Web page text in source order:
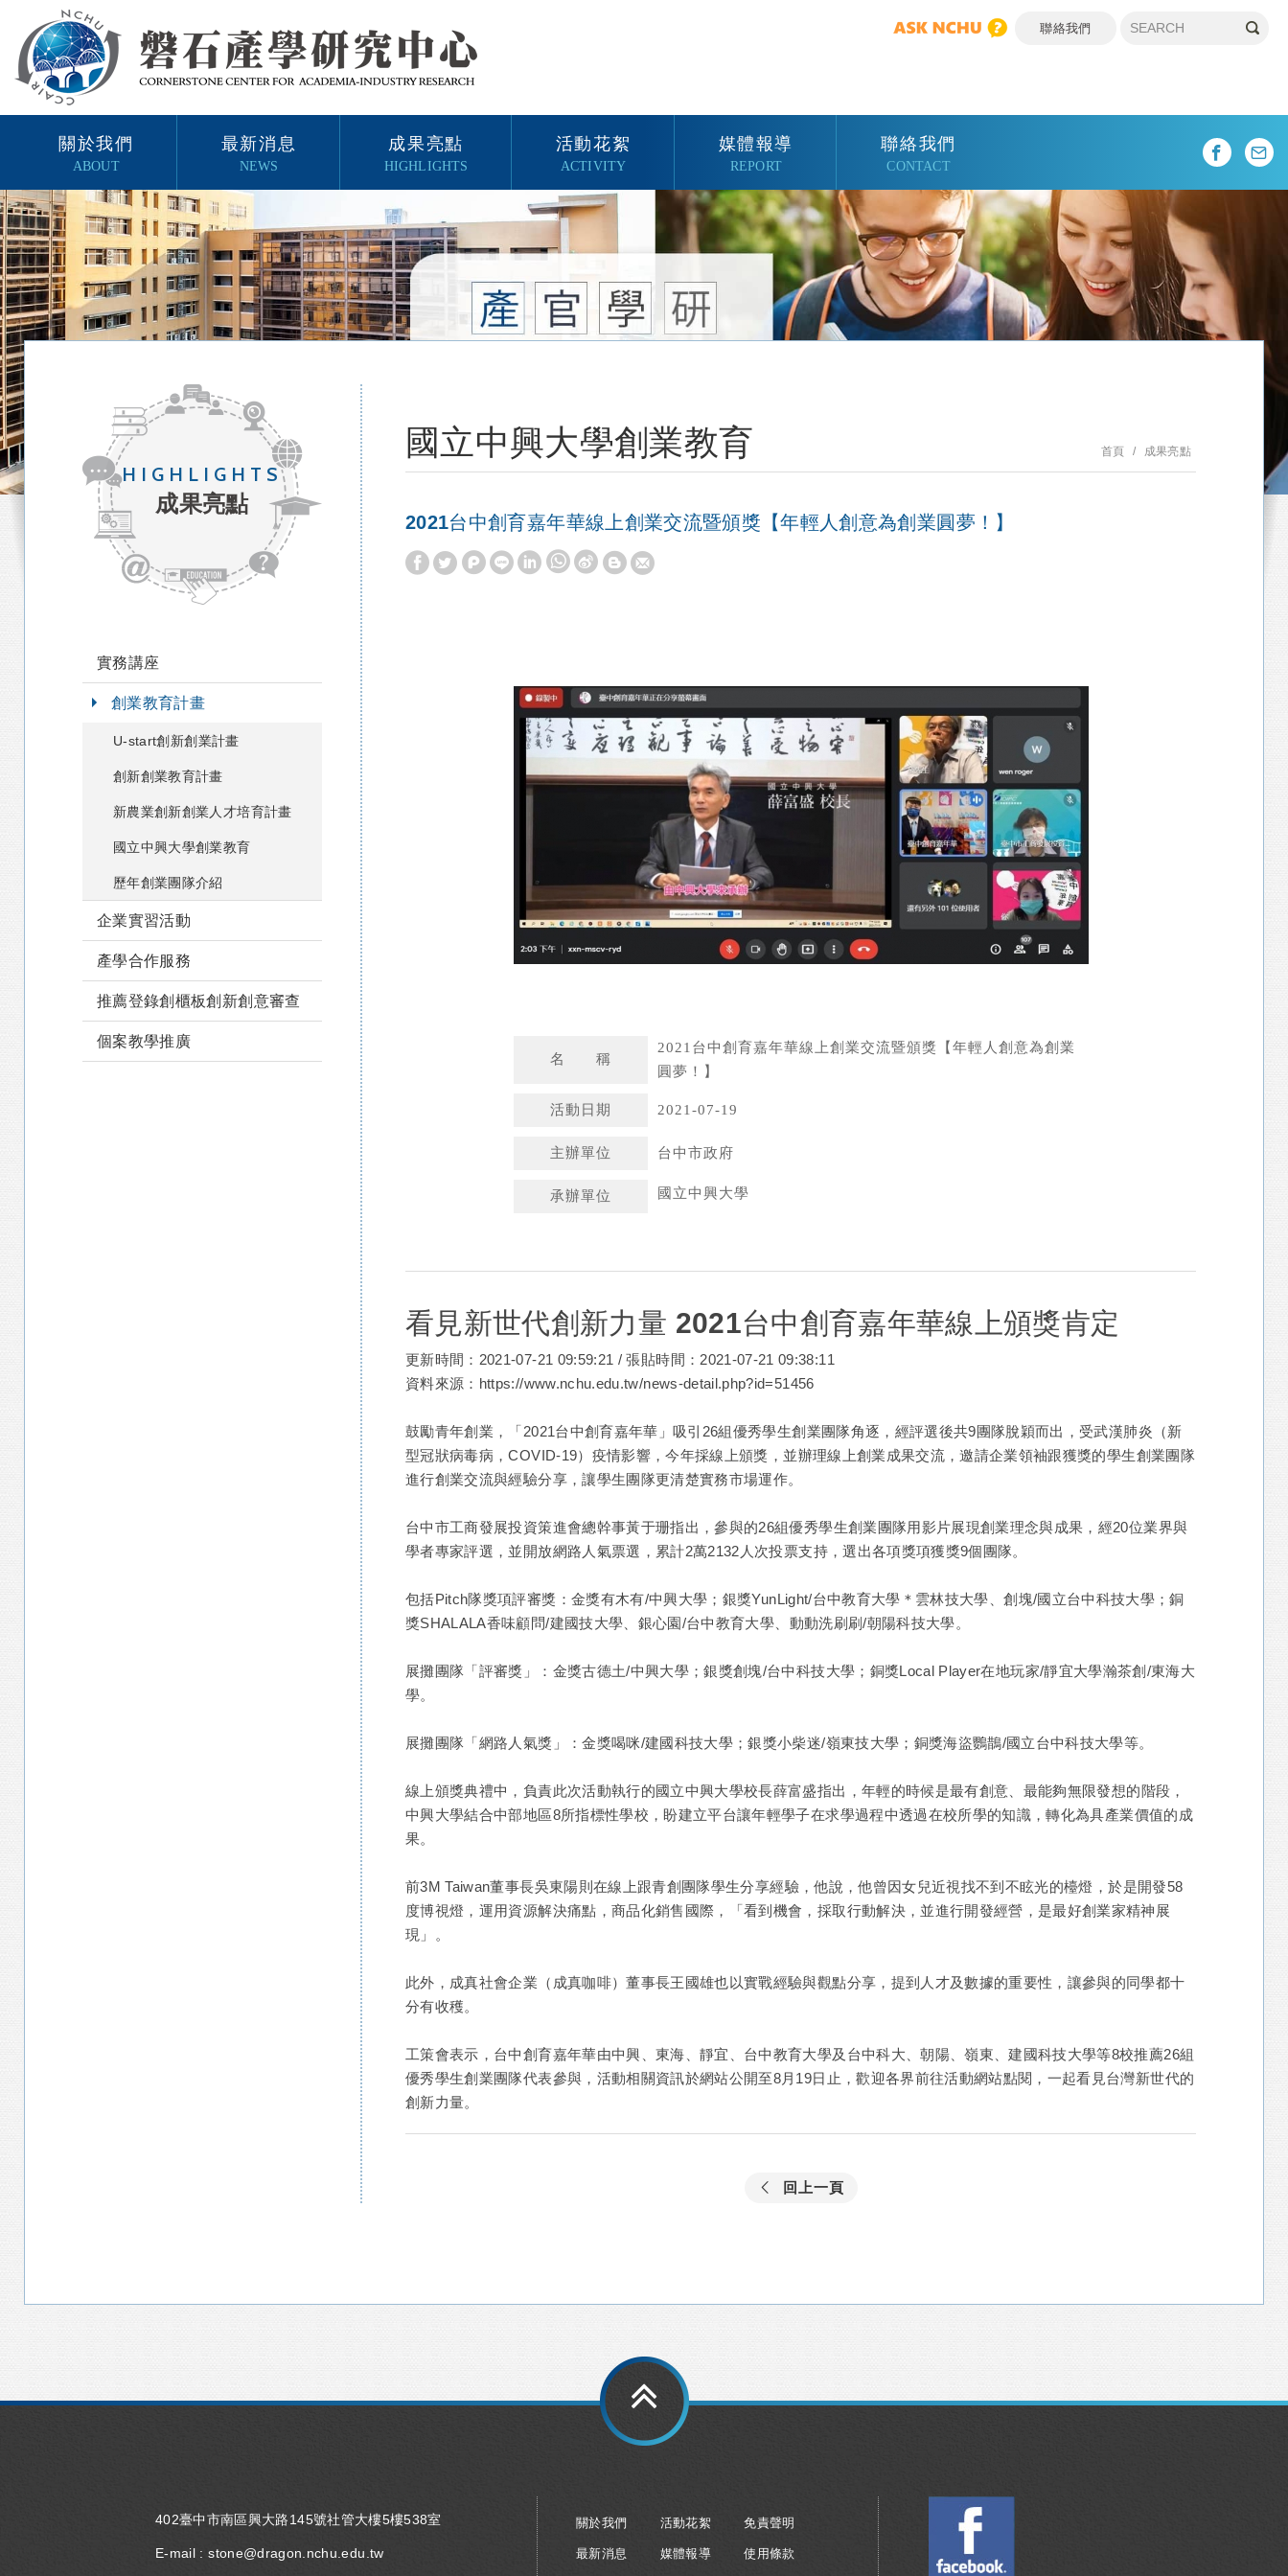
聯絡我們
關於我們
ABOUT
最新消息
NEWS
成果亮點
HIGHLIGHTS
活動花絮
ACTIVITY
媒體報導
REPORT
聯絡我們
CONTACT
HIGHLIGHTS
成果亮點
實務講座
創業教育計畫
U-start創新創業計畫
創新創業教育計畫
新農業創新創業人才培育計畫
國立中興大學創業教育
歷年創業團隊介紹
企業實習活動
產學合作服務
推薦登錄創櫃板創新創意審查
個案教學推廣
國立中興大學創業教育 首頁 成果亮點
2021台中創育嘉年華線上創業交流暨頒獎【年輕人創意為創業圓夢！】
s
A
p
p
W
e
b
名 稱
2021台中創育嘉年華線上創業交流暨頒獎【年輕人創意為創業
圓夢！】
活動日期 2021-07-19
主辦單位 台中市政府
承辦單位 國立中興大學
看見新世代創新力量 2021台中創育嘉年華線上頒獎肯定
更新時間：2021-07-21 09:59:21 / 張貼時間：2021-07-21 09:38:11
資料來源：https://www.nchu.edu.tw/news-detail.php?id=51456
鼓勵青年創業，「2021台中創育嘉年華」吸引26組優秀學生創業團隊角逐，經評選後共9團隊脫穎而出，受武漢肺炎（新
型冠狀病毒病，COVID-19）疫情影響，今年採線上頒獎，並辦理線上創業成果交流，邀請企業領袖跟獲獎的學生創業團隊
進行創業交流與經驗分享，讓學生團隊更清楚實務市場運作。
台中市工商發展投資策進會總幹事黃于珊指出，參與的26組優秀學生創業團隊用影片展現創業理念與成果，經20位業界與
學者專家評選，並開放網路人氣票選，累計2萬2132人次投票支持，選出各項獎項獲獎9個團隊。
包括Pitch隊獎項評審獎：金獎有木有/中興大學 ；銀獎YunLight/台中教育大學＊雲林技大學、創塊/國立台中科技大學；銅
獎SHALALA香味顧問/建國技大學、銀心園/台中教育大學、動動洗刷刷/朝陽科技大學。
展攤團隊「評審獎」：金獎古德土/中興大學 ；銀獎創塊/台中科技大學；銅獎Local Player在地玩家/靜宜大學瀚茶創/東海大
學。
展攤團隊「網路人氣獎」：金獎喝咪/建國科技大學；銀獎小柴迷/嶺東技大學；銅獎海盜鸚鵲/國立台中科技大學等。
線上頒獎典禮中，負責此次活動執行的國立中興大學校長薛富盛指出，年輕的時候是最有創意、最能夠無限發想的階段，
中興大學結合中部地區8所指標性學校，盼建立平台讓年輕學子在求學過程中透過在校所學的知識，轉化為具產業價值的成
果。
前3M Taiwan董事長吳東陽則在線上跟青創團隊學生分享經驗，他說，他曾因女兒近視找不到不眩光的檯燈，於是開發58
度博視燈，運用資源解決痛點，商品化銷售國際，「看到機會，採取行動解決，並進行開發經營，是最好創業家精神展
現」。
此外，成真社會企業（成真咖啡）董事長王國雄也以實戰經驗與觀點分享，提到人才及數據的重要性，讓參與的同學都十
分有收穫。
工策會表示，台中創育嘉年華由中興、東海、靜宜、台中教育大學及台中科大、朝陽、嶺東、建國科技大學等8校推薦26組
優秀學生創業團隊代表參與，活動相關資訊於網站公開至8月19日止，歡迎各界前往活動網站點閱，一起看見台灣新世代的
創新力量。
回上一頁
402臺中市南區興大路145號社管大樓5樓538室
E-mail :stone@dragon.nchu.edu.tw
關於我們
最新消息
活動花絮
媒體報導
免責聲明
使用條款